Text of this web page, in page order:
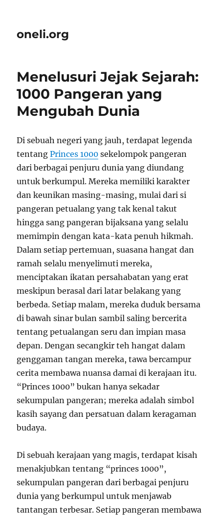
oneli.org
Menelusuri Jejak Sejarah:
1000 Pangeran yang
Mengubah Dunia
Di sebuah negeri yang jauh, terdapat legenda
tentangPrinces 1000 sekelompok pangeran
dari berbagai penjuru dunia yang diundang
untuk berkumpul. Mereka memiliki karakter
dan keunikan masing-masing, mulai dari si
pangeran petualang yang tak kenal takut
hingga sang pangeran bijaksana yang selalu
memimpin dengan kata-kata penuh hikmah.
Dalam setiap pertemuan, suasana hangat dan
ramah selalu menyelimuti mereka,
menciptakan ikatan persahabatan yang erat
meskipun berasal dari latar belakang yang
berbeda. Setiap malam, mereka duduk bersama
di bawah sinar bulan sambil saling bercerita
tentang petualangan seru dan impian masa
depan. Dengan secangkir teh hangat dalam
genggaman tangan mereka, tawa bercampur
cerita membawa nuansa damai di kerajaan itu.
“Princes 1000” bukan hanya sekadar
sekumpulan pangeran; mereka adalah simbol
kasih sayang dan persatuan dalam keragaman
budaya.
Di sebuah kerajaan yang magis, terdapat kisah
menakjubkan tentang “princes 1000”,
sekumpulan pangeran dari berbagai penjuru
dunia yang berkumpul untuk menjawab
tantangan terbesar. Setiap pangeran membawa